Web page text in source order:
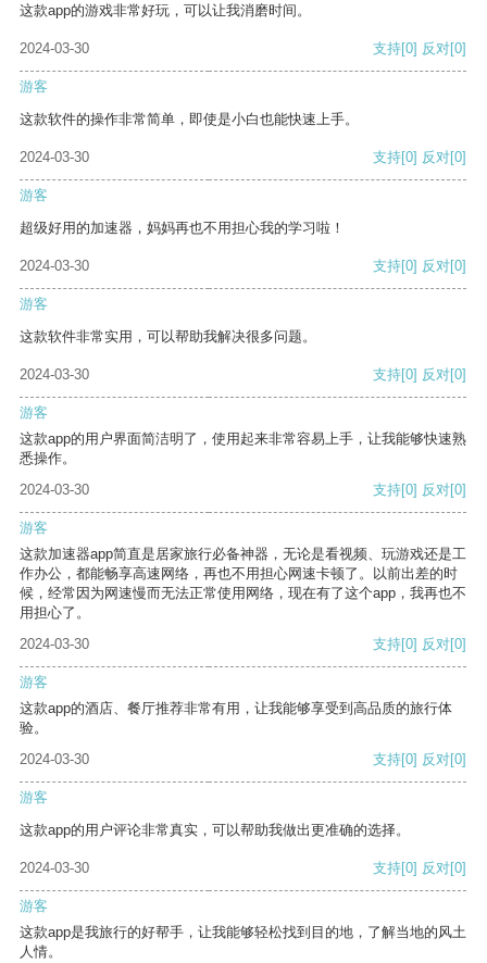
这款app的游戏非常好玩，可以让我消磨时间。
2024-03-30 支持[0] 反对[0]
游客
这款软件的操作非常简单，即使是小白也能快速上手。
2024-03-30 支持[0] 反对[0]
游客
超级好用的加速器，妈妈再也不用担心我的学习啦！
2024-03-30 支持[0] 反对[0]
游客
这款软件非常实用，可以帮助我解决很多问题。
2024-03-30 支持[0] 反对[0]
游客
这款app的用户界面简洁明了，使用起来非常容易上手，让我能够快速熟
悉操作。
2024-03-30
支持[0] 反对[0]
游客
这款加速器app简直是居家旅行必备神器，无论是看视频、玩游戏还是工
作办公，都能畅享高速网络，再也不用担心网速卡顿了。以前出差的时
候，经常因为网速慢而无法正常使用网络，现在有了这个app，我再也不
用担心了。
2024-03-30
支持[0] 反对[0]
游客
这款app的酒店、餐厅推荐非常有用，让我能够享受到高品质的旅行体
验。
2024-03-30
支持[0] 反对[0]
游客
这款app的用户评论非常真实，可以帮助我做出更准确的选择。
2024-03-30 支持[0] 反对[0]
游客
这款app是我旅行的好帮手，让我能够轻松找到目的地，了解当地的风土
人情。